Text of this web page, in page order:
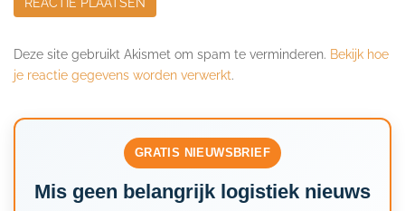
Deze site gebruikt Akismet om spam te verminderen. Bekijk hoe
je reactie gegevens worden verwerkt.
GRATIS NIEUWSBRIEF
Mis geen belangrijk logistiek nieuws